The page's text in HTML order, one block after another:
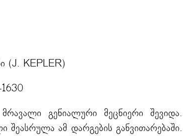
(J. KEPLER)
1630
გენიალური მეცნიერი შევიდა.
ამ დარგების განვითარებაში.